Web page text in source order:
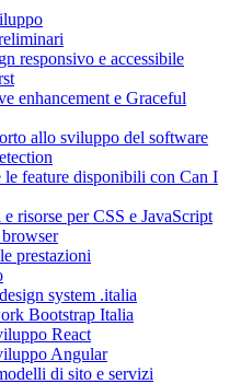
responsivo e accessibile
enhancement e Graceful
allo sviluppo del software
le feature disponibili con Can I
risorse per CSS e JavaScript
prestazioni
system .italia
Bootstrap Italia
React
Angular
di sito e servizi